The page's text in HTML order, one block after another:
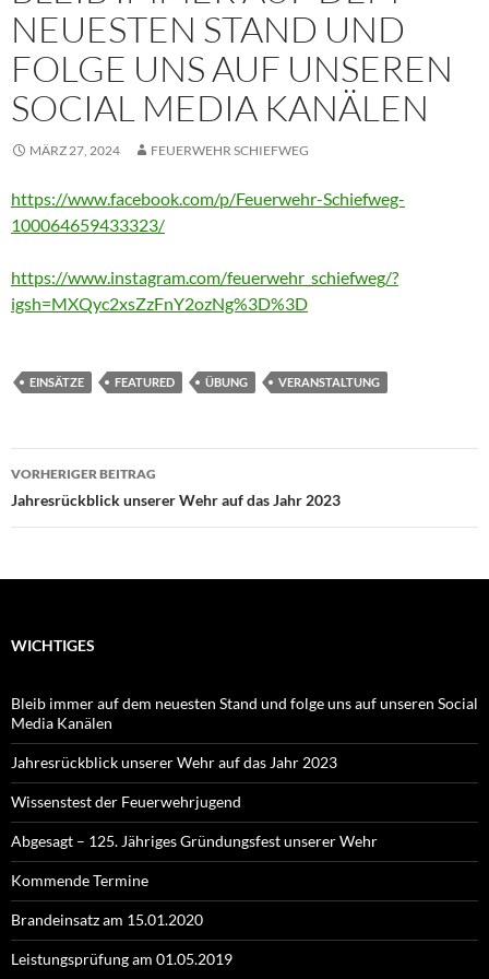
NEUESTEN STAND UND
FOLGE UNS AUF UNSEREN
SOCIAL MEDIA KANÄLEN
MÄRZ 27, 2024 FEUERWEHR SCHIEFWEG
https://www.facebook.com/p/Feuerwehr-Schiefweg-
100064659433323/
https://www.instagram.com/feuerwehr_schiefweg/?
igsh=MXQyc2xsZzFnY2ozNg%3D%3D
EINSÄTZE FEATURED ÜBUNG VERANSTALTUNG
Beitragsnavigation
VORHERIGER BEITRAG
Jahresrückblick unserer Wehr auf das Jahr 2023
WICHTIGES
Bleib immer auf dem neuesten Stand und folge uns auf unseren Social
Media Kanälen
Jahresrückblick unserer Wehr auf das Jahr 2023
Wissenstest der Feuerwehrjugend
Abgesagt – 125. Jähriges Gründungsfest unserer Wehr
Kommende Termine
Brandeinsatz am 15.01.2020
Leistungsprüfung am 01.05.2019